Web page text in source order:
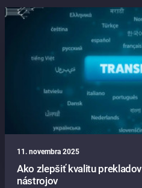
11. novembra 2025
Ako zlepšiť kvalitu
nástrojov